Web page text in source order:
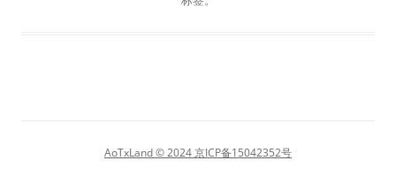
AoTxLand© 2024 京ICP备15042352号